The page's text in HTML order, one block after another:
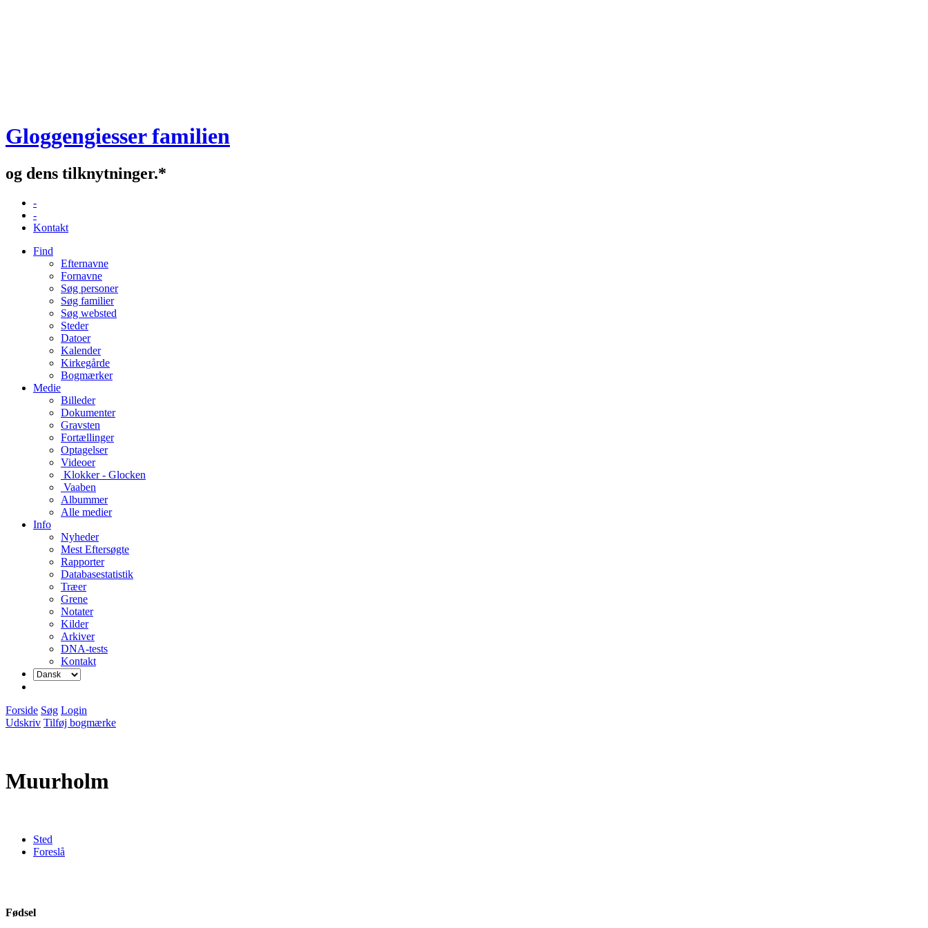
Gloggengiesser familien
og dens tilknytninger.*
-
-
Kontakt
Find
Efternavne
Fornavne
Søg personer
Søg familier
Søg websted
Steder
Datoer
Kalender
Kirkegårde
Bogmærker
Medie
Billeder
Dokumenter
Gravsten
Fortællinger
Optagelser
Videoer
Klokker - Glocken
Vaaben
Albummer
Alle medier
Info
Nyheder
Mest Eftersøgte
Rapporter
Databasestatistik
Træer
Grene
Notater
Kilder
Arkiver
DNA-tests
Kontakt
Forside Søg Login
Udskriv Tilføj bogmærke
Muurholm
Sted
Foreslå
Fødsel